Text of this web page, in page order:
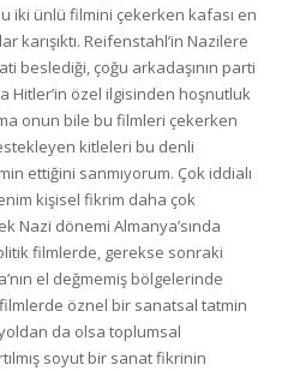
iki ünlü filmini çekerken kafası en
karışıktı. Reifenstahl’in Nazilere
beslediği, çoğu arkadaşının parti
Hitler’in özel ilgisinden hoşnutluk
onun bile bu filmleri çekerken
kitleleri bu denli
ettiğini sanmıyorum. Çok iddialı
kişisel fikrim daha çok
Nazi dönemi Almanya’sında
filmlerde, gerekse sonraki
el değmemiş bölgelerinde
öznel bir sanatsal tatmin
yoldan da olsa toplumsal
soyut bir sanat fikrinin